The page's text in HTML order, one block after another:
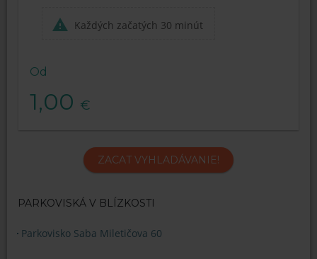
Každých začatých 30 minút
Od
1,00 €
ZACAT VYHLADÁVANIE!
PARKOVISKÁ V BLÍZKOSTI
Parkovisko Saba Miletičova 60